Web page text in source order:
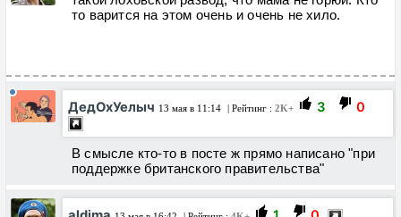
то варится на этом очень и очень не хило.
ДедОхУелыч 13 мая в 11:14 | Рейтинг : 2K+ 3 0
В смысле кто-то в посте ж прямо написано "при
поддержке британского правительства"